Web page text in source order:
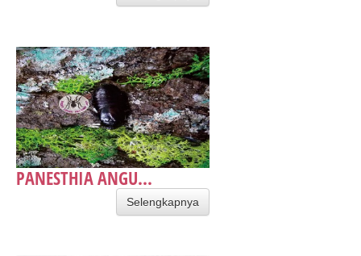
PANESTHIA ANGU...
Selengkapnya